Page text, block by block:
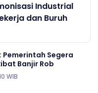
Industrial
dan Buruh
Pemerintah Segera
Banjir Rob
WIB